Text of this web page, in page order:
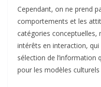
Cependant, on ne prend
comportements et les
catégories conceptuelles,
intérêts en interaction,
sélection de l’information
pour les modèles